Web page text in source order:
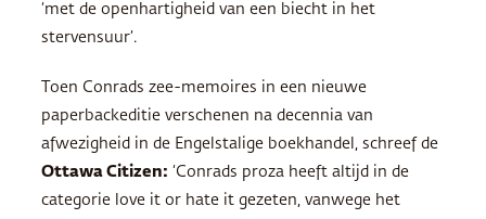
‘met de openhartigheid van een biecht in het
stervensuur’.
Toen Conrads zee-memoires in een nieuwe
paperbackeditie verschenen na decennia van
afwezigheid in de Engelstalige boekhandel, schreef de
Ottawa Citizen: ‘Conrads proza heeft altijd in de
categorie love it or hate it gezeten, vanwege het